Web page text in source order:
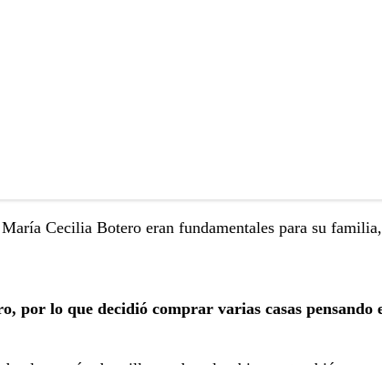
Cecilia Botero eran fundamentales para su familia,
por lo que decidió comprar varias casas pensando